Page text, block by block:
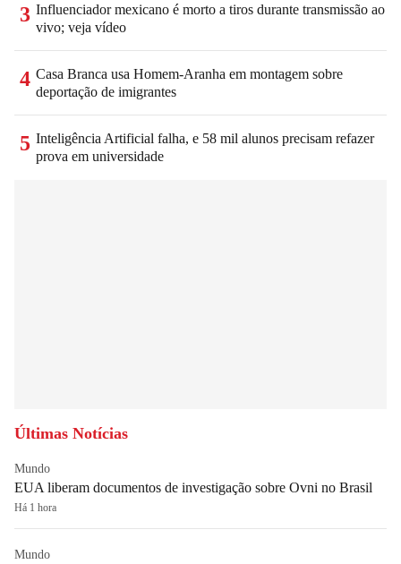
3 Influenciador mexicano é morto a tiros durante transmissão ao
vivo; veja vídeo
4 Casa Branca usa Homem-Aranha em montagem sobre
deportação de imigrantes
5 Inteligência Artificial falha, e 58 mil alunos precisam refazer
prova em universidade
Últimas Notícias
Mundo
EUA liberam documentos de investigação sobre Ovni no Brasil
Há 1 hora
Mundo